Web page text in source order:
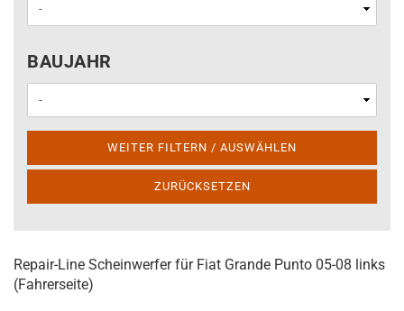
BAUJAHR
BAUJAHR
WEITER FILTERN / AUSWÄHLEN
ZURÜCKSETZEN
Repair-Line Scheinwerfer für Fiat Grande Punto 05-08 links
(Fahrerseite)